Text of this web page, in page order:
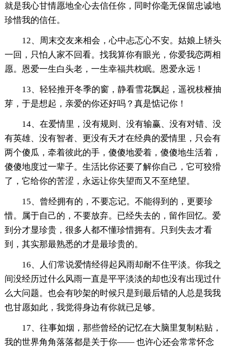
就是我心甘情愿地全心去信任你，同时你毫无保留忠诚地
珍惜我的信任。
12、周末交友来相会，心中忐忑心不安。姑娘上轿头
一回，只怕人家不回看。找我算你有眼光，你爱我恋两相
愿。恩爱一生白头老，一生幸福共枕眠。恩爱永远！
13、轻轻推开冬季的窗，静看雪花飘起，遥祝枝桠抽
芽，于是想起，亲爱的你还好吗？真是惦记你！
14、在爱情里，没有规则、没有输赢、没有对错、没
有英雄、没有智者、更没有天才在经典的爱情里，只会有
两个傻瓜，牵着彼此的手，傻傻地爱着，傻傻地生活着，
傻傻地度过一辈子。生活比你还要了解你自己，它可狡猾
了，它给你的苦涩，永远让你失望而又不至绝望。
15、曾经拥有的，不要忘记。不能得到的，更要珍
惜。属于自己的，不要放弃。已经失去的，留作回忆。爱
到分才显珍贵，很多人都不懂珍惜拥有。只到失去才看
到，其实那最熟悉的才是最珍贵的。
16、人们常说爱情经得起风雨却耐不住平淡。你我之
间没经历过什么风雨一直是平平淡淡的却也没有出现过什
么大问题。也会有吵架的时候只是到最后错的人总是我我
也甘愿如此，我觉得身边有你就已足够。
17、往事如烟，那些曾经的记忆在大脑里复制粘贴，
我的世界角角落落都是关于你—— 也许心还会常常怀念